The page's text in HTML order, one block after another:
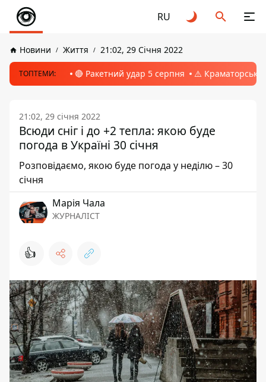
RU
Новини Життя 21:02, 29 Січня 2022
ТОПТЕМИ: 🔴 Ракетний удар 5 серпня ⚠️ Краматорськ,
21:02, 29 січня 2022
Всюди сніг і до +2 тепла: якою буде
погода в Україні 30 січня
Розповідаємо, якою буде погода у неділю – 30
січня
Марія Чала
ЖУРНАЛІСТ
👍